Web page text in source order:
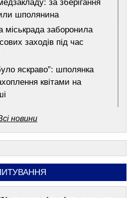
за зберігання
шполянина
міськрада заборонила
заходів під час
яскраво”: шполянка
квітами на
нагородили
Хрестом” за оборону
для дітей та молоді
родини зі Шполянської
до одноденного
новини